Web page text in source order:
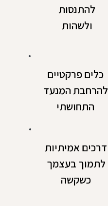
להתנסות
ולשהות
כלים פרקטיים
להרחבת המנעד
התחושתי
דרכים אמיתיות
לתמוך בעצמך
כשקשה